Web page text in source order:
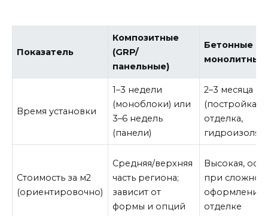
Показатель
Композитные
(GRP/
панельные)
Бетонные
монолитные
Время установки
1–3 недели
(моноблоки) или
3–6 недель
(панели)
2–3 месяца и
(постройка
отделка,
Стоимость за м2
(ориентировочно)
Средняя/верхняя
часть региона;
зависит от
формы и опций
Высокая,
при сложном
оформлении
отделке